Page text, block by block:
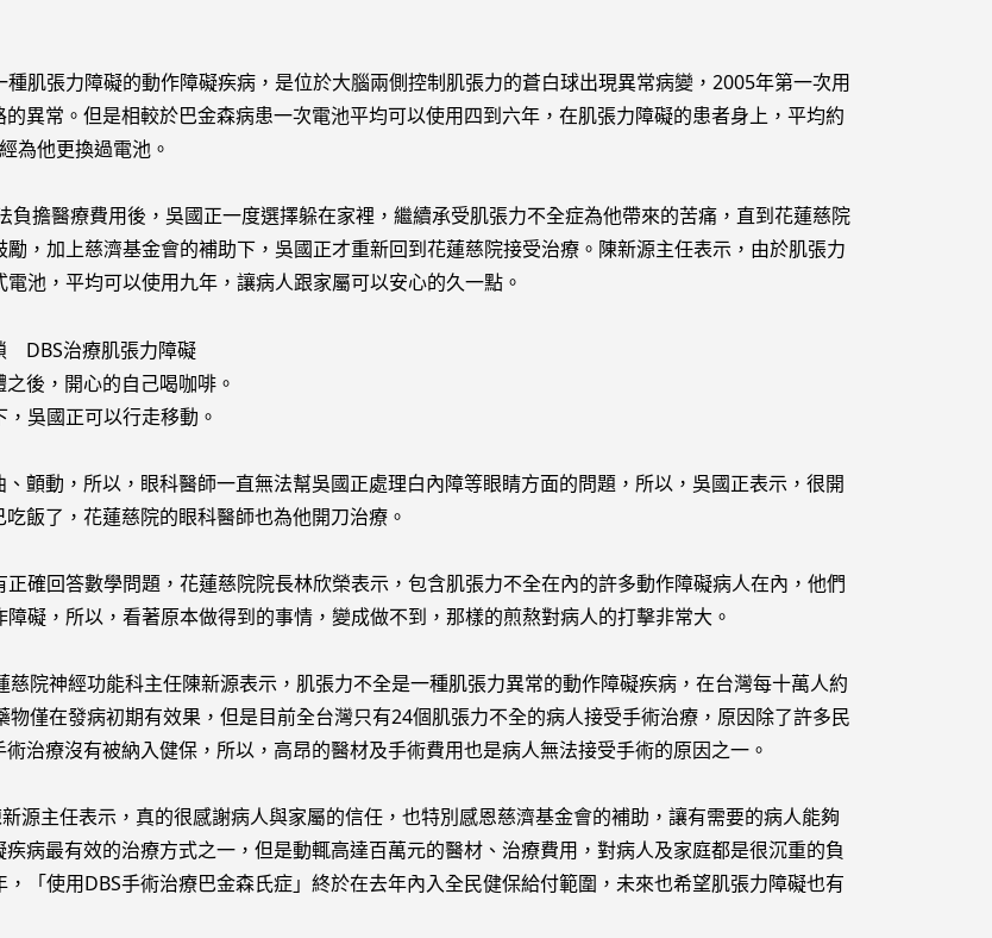
肌張力障礙的動作障礙疾病，是位於大腦兩側控制肌張力的蒼白球出現異常病變，2005年第一次用
異常。但是相較於巴金森病患一次電池平均可以使用四到六年，在肌張力障礙的患者身上，平均約
為他更換過電池。
擔醫療費用後，吳國正一度選擇躲在家裡，繼續承受肌張力不全症為他帶來的苦痛，直到花蓮慈院
，加上慈濟基金會的補助下，吳國正才重新回到花蓮慈院接受治療。陳新源主任表示，由於肌張力
池，平均可以使用九年，讓病人跟家屬可以安心的久一點。
後，開心的自己喝咖啡。
吳國正可以行走移動。
動，所以，眼科醫師一直無法幫吳國正處理白內障等眼睛方面的問題，所以，吳國正表示，很開
飯了，花蓮慈院的眼科醫師也為他開刀治療。
確回答數學問題，花蓮慈院院長林欣榮表示，包含肌張力不全在內的許多動作障礙病人在內，他們
礙，所以，看著原本做得到的事情，變成做不到，那樣的煎熬對病人的打擊非常大。
院神經功能科主任陳新源表示，肌張力不全是一種肌張力異常的動作障礙疾病，在台灣每十萬人約
僅在發病初期有效果，但是目前全台灣只有24個肌張力不全的病人接受手術治療，原因除了許多民
治療沒有被納入健保，所以，高昂的醫材及手術費用也是病人無法接受手術的原因之一。
源主任表示，真的很感謝病人與家屬的信任，也特別感恩慈濟基金會的補助，讓有需要的病人能夠
病最有效的治療方式之一，但是動輒高達百萬元的醫材、治療費用，對病人及家庭都是很沉重的負
「使用DBS手術治療巴金森氏症」終於在去年內入全民健保給付範圍，未來也希望肌張力障礙也有